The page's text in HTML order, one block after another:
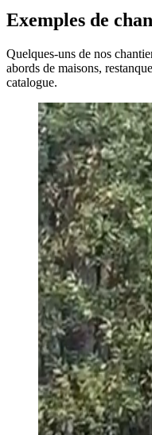
Exemples de
Quelques-uns de nos
abords de maisons,
catalogue.